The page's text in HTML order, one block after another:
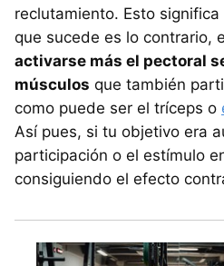
reclutamiento. Esto
que sucede es lo contrario,
activarse más el pectoral
músculos que también
como puede ser el tríceps o
Así pues, si tu objetivo era
participación o el estímulo
consiguiendo el efecto